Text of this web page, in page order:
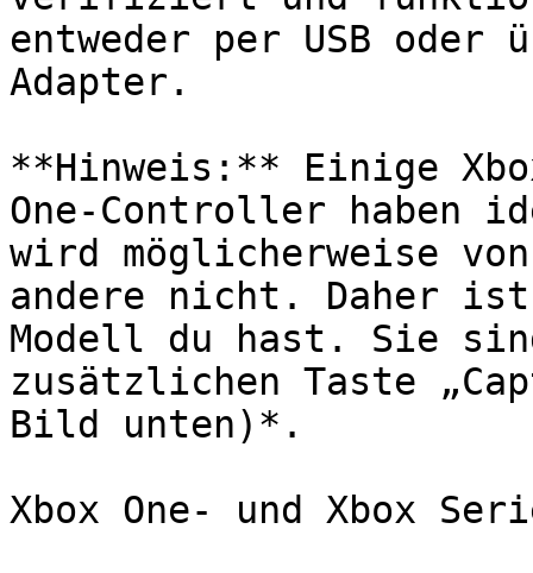
entweder per USB oder
Adapter.
**Hinweis:** Einige
One-Controller haben
wird möglicherweise
andere nicht. Daher
Modell du hast. Sie
zusätzlichen Taste
Bild unten)*.
Xbox One- und Xbox